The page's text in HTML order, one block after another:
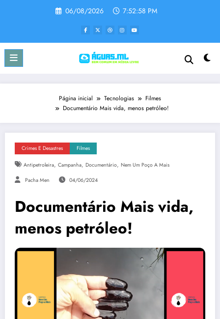
06/08/2026 7:52:59 PM
Página inicial Tecnologias
Filmes
Documentário Mais vida, menos petróleo!
Crimes E Desastres Filmes
Antipetroleira, Campanha, Documentário, Nem Um Poço A Mais
Pacha Men 04/06/2024
Documentário Mais vida,
menos petróleo!